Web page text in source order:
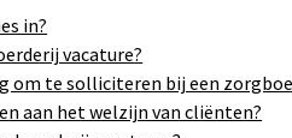
in?
vacature?
om te solliciteren bij een
aan het welzijn van cliënten?